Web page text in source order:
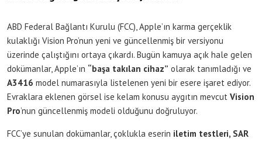
ABD Federal Bağlantı Kurulu (FCC), Apple’ın karma gerçeklik
kulaklığı Vision Pro’nun yeni ve güncellenmiş bir versiyonu
üzerinde çalıştığını ortaya çıkardı. Bugün kamuya açık hale gelen
dokümanlar, Apple’ın “başa takılan cihaz” olarak tanımladığı ve
A3416 model numarasıyla listelenen yeni bir esere işaret ediyor.
Evraklara eklenen görsel ise kelam konusu aygıtın mevcut Vision
Pro’nun güncellenmiş modeli olduğunu doğruluyor.
FCC’ye sunulan dokümanlar, çoklukla eserin iletim testleri, SAR